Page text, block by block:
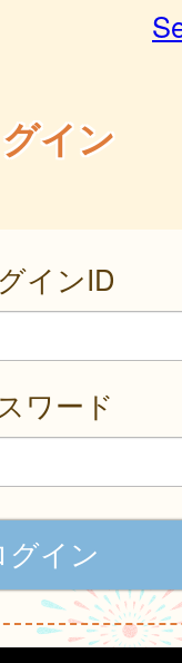
イン
インID
ワード